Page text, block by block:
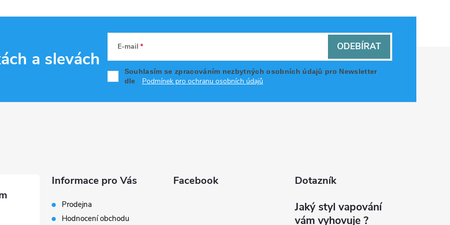
a slevách
E-mail
Souhlasím se zpracováním nezbytných osobních údajů pro Newsletter
dle
Podmínek pro ochranu osobních údajů
ODEBÍRAT
Informace pro Vás
Prodejna
Hodnocení obchodu
Facebook Dotazník
Jaký styl vapování
vám vyhovuje ?